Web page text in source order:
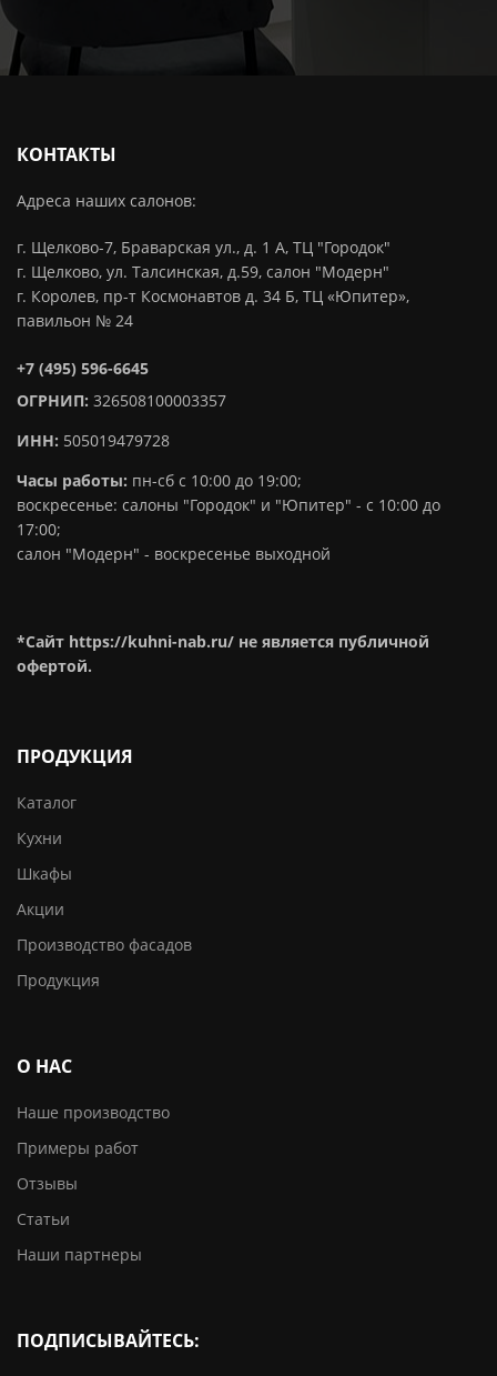
КОНТАКТЫ
Адреса наших салонов:
г. Щелково-7, Браварская ул., д. 1 А, ТЦ "Городок"
г. Щелково, ул. Талсинская, д.59, салон "Модерн"
г. Королев, пр-т Космонавтов д. 34 Б, ТЦ «Юпитер»,
павильон № 24
+7 (495) 596-6645
ОГРНИП: 326508100003357
ИНН: 505019479728
Часы работы: пн-сб с 10:00 до 19:00;
воскресенье: салоны "Городок" и "Юпитер" - с 10:00 до
17:00;
салон "Модерн" - воскресенье выходной
*Сайт https://kuhni-nab.ru/ не является публичной
офертой.
ПРОДУКЦИЯ
Каталог
Кухни
Шкафы
Акции
Производство фасадов
Продукция
О НАС
Наше производство
Примеры работ
Отзывы
Статьи
Наши партнеры
ПОДПИСЫВАЙТЕСЬ: